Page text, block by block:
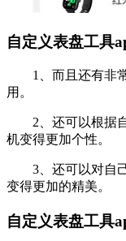
自定义表盘工具
1、而且还有非常
用。
2、还可以根据自
机变得更加个性。
3、还可以对自己
变得更加的精美。
自定义表盘工具